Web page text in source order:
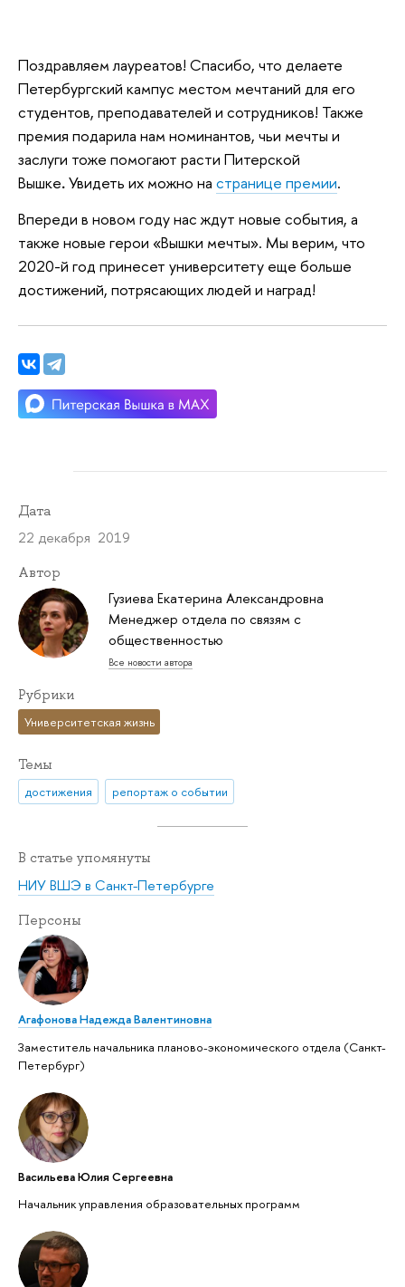
Поздравляем лауреатов! Спасибо, что делаете
Петербургский кампус местом мечтаний для его
студентов, преподавателей и сотрудников! Также
премия подарила нам номинантов, чьи мечты и
заслуги тоже помогают расти Питерской
Вышке.Увидеть их можно на странице премии.
Впереди в новом году нас ждут новые события, а
также новые герои «Вышки мечты». Мы верим, что
2020-й год принесет университету еще больше
достижений, потрясающих людей и наград!
Дата
22 декабря 2019
Автор
Гузиева Екатерина Александровна
Менеджер отдела по связям с
общественностью
Все новости автора
Рубрики
Университетская жизнь
Темы
достижения репортаж о событии
В статье упомянуты
НИУ ВШЭ в Санкт-Петербурге
Персоны
Агафонова Надежда Валентиновна
Заместитель начальника планово-экономического отдела (Санкт-
Петербург)
Васильева Юлия Сергеевна
Начальник управления образовательных программ